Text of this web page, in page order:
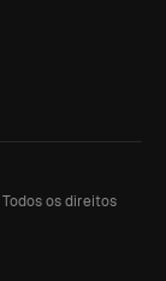
Todos os direitos